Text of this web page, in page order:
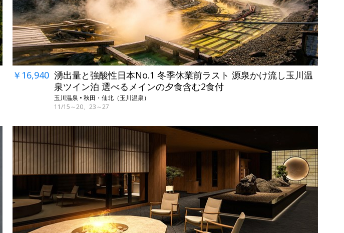
￥16,940 湧出量と強酸性日本No.1 冬季休業前ラスト 源泉かけ流し玉川温
泉ツイン泊 選べるメインの夕食含む2食付
玉川温泉 • 秋田・仙北（玉川温泉）
11/15～20、23～27